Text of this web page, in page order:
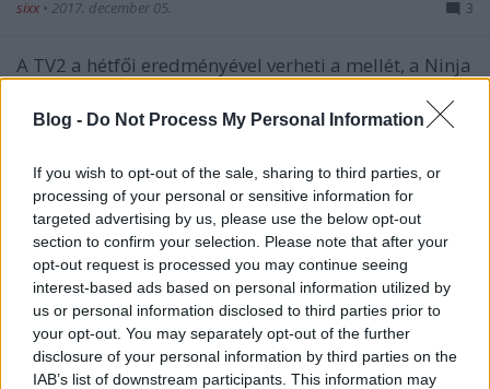
Blog - Do Not Process My Personal Information
If you wish to opt-out of the sale, sharing to third parties, or
processing of your personal or sensitive information for
targeted advertising by us, please use the below opt-out
section to confirm your selection. Please note that after your
opt-out request is processed you may continue seeing
interest-based ads based on personal information utilized by
us or personal information disclosed to third parties prior to
your opt-out. You may separately opt-out of the further
disclosure of your personal information by third parties on the
IAB’s list of downstream participants. This information may
sixx • 2017. december 05. 3
A TV2 a hétfői eredményével verheti a mellét, a Ninja
műsorai között is ott van (legutóbb meg egyenesen
az volt a 18-49-es korosztályban), de ezen túl babér
nem nagyon terem nekik, mert az Ázsia Expressz és
az Appra magyar! sem váltja meg a világot…